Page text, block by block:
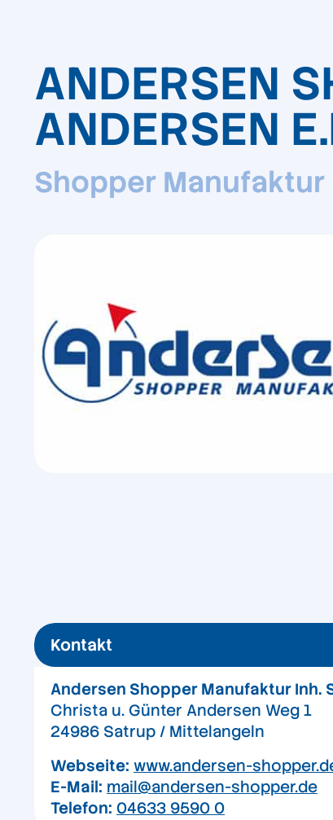
ANDERSEN
ANDERSEN
Shopper Manufaktur
Kontakt
Andersen Shopper Manufaktur Inh.
Christa u. Günter Andersen Weg 1
24986 Satrup / Mittelangeln
Webseite: www.andersen-
E-Mail: mail@andersen-shopper.de
Telefon: 04633 9590 0